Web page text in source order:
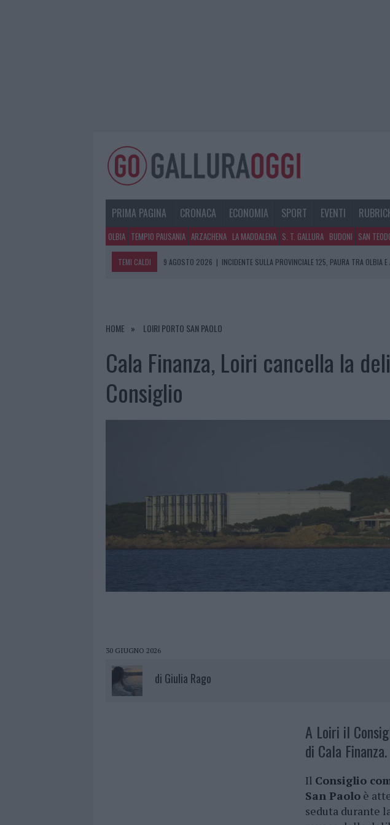
PRIMA PAGINA CRONACA ECONOMIA SPORT EVENTI
OLBIA TEMPIO PAUSANIA ARZACHENA LA MADDALENA S. T. GALLURA BUDONI SAN
TEMI CALDI 9 AGOSTO 2026 | INCIDENTE SULLA PROVINCIALE 125, PAURA TRA OLBIA E
8 AGOSTO 2026 | METEO OLBIA 9 AGOSTO, TEMPERATURE IN CALO
HOME LOIRI PORTO SAN PAOLO
Cala Finanza, Loiri cancella la
Consiglio
30 GIUGNO 2026
di Giulia Rago
A Loiri il
di Cala Finanza.
Il Consiglio
San Paolo è
seduta durante